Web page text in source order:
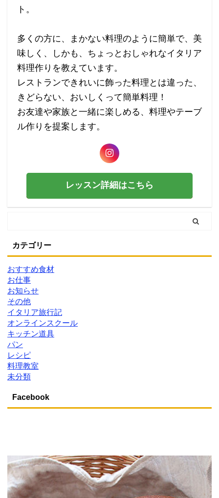
ト。
多くの方に、まかない料理のように簡単で、美
味しく、しかも、ちょっとおしゃれなイタリア
料理作りを教えています。
レストランできれいに飾った料理とは違った、
きどらない、おいしくって簡単料理！
お友達や家族と一緒に楽しめる、料理やテーブ
ル作りを提案します。
レッスン詳細はこちら
カテゴリー
おすすめ食材
お仕事
お知らせ
その他
イタリア旅行記
オンラインスクール
キッチン道具
パン
レシピ
料理教室
未分類
Facebook